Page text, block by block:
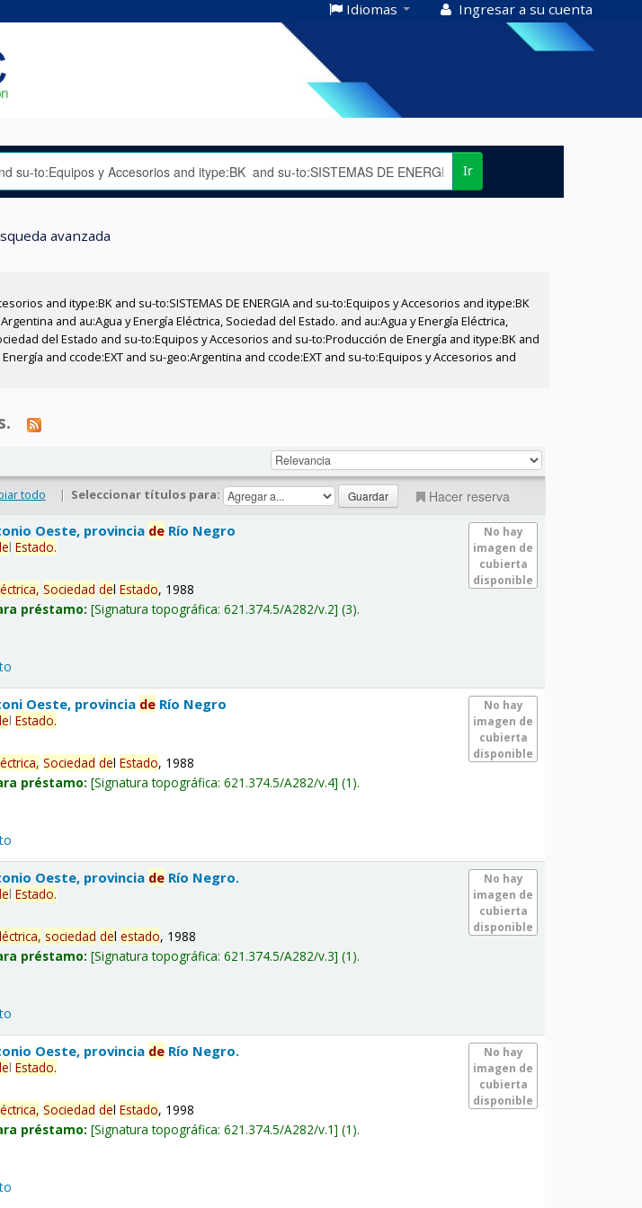
Idiomas Ingresar a su cuenta
Ir
avanzada
and itype:BK and su-to:SISTEMAS DE ENERGIA and su-to:Equipos y Accesorios and itype:BK
and au:Agua y Energía Eléctrica, Sociedad del Estado. and au:Agua y Energía Eléctrica,
del Estado and su-to:Equipos y Accesorios and su-to:Producción de Energía and itype:BK and
and ccode:EXT and su-geo:Argentina and ccode:EXT and su-to:Equipos y Accesorios and
todo | Seleccionar títulos para: Hacer reserva
No hay
imagen de
cubierta
disponible
Oeste, provincia de Río Negro
lEstado.
Sociedad delEstado, 1988
préstamo: Signatura topográfica:621.374.5/A282/v.2 (3).
No hay
imagen de
cubierta
disponible
Oeste, provincia de Río Negro
lEstado.
Sociedad delEstado, 1988
préstamo: Signatura topográfica:621.374.5/A282/v.4 (1).
No hay
imagen de
cubierta
disponible
Oeste, provincia de Río Negro.
lEstado.
sociedad delestado, 1988
préstamo: Signatura topográfica:621.374.5/A282/v.3 (1).
No hay
imagen de
cubierta
disponible
Oeste, provincia de Río Negro.
lEstado.
Sociedad delEstado, 1998
préstamo: Signatura topográfica:621.374.5/A282/v.1 (1).